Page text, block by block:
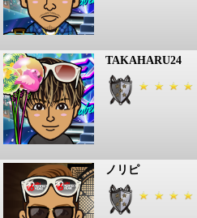
TAKAHARU24
ノリピ